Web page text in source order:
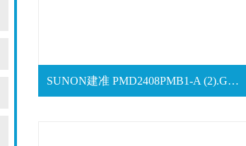
SUNON建准 PMD2408PMB1-A (2).GN 24V